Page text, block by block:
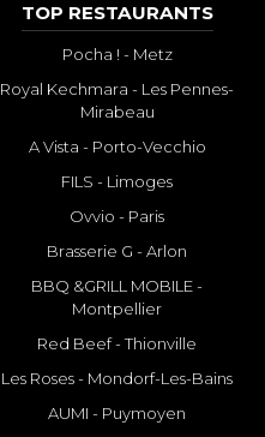
TOP RESTAURANTS
Pocha ! - Metz
Royal Kechmara - Les Pennes-
Mirabeau
A Vista - Porto-Vecchio
FILS - Limoges
Ovvio - Paris
Brasserie G - Arlon
BBQ &GRILL MOBILE -
Montpellier
Red Beef - Thionville
Les Roses - Mondorf-Les-Bains
AUMI - Puymoyen